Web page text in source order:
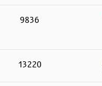
9836
13220